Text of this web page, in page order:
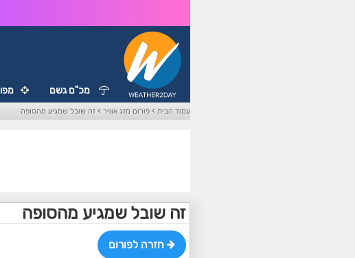
מכ"ם גשם
עמוד הבית >פורום מזג אוויר >זה שובל שמגיע מהסופה
זה שובל שמגיע מהסופה
חזרה לפורום